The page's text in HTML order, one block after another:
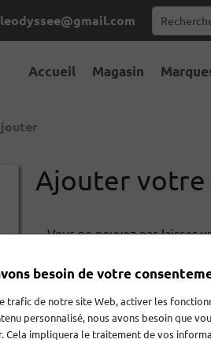
Accueil Magasin
Ajouter votre
Vous ne pouvez pas laisser
besoin de votre
trafic de notre site Web, activer les
personnalisé, nous avons besoin que
Cela impliquera le traitement de vos